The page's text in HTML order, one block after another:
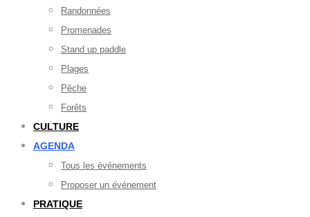
Randonnées
Promenades
Stand up paddle
Plages
Pêche
Forêts
CULTURE
AGENDA
Tous les événements
Proposer un événement
PRATIQUE